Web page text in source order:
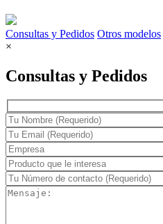
Consultas y Pedidos Otros modelos
×
Consultas y Pedidos